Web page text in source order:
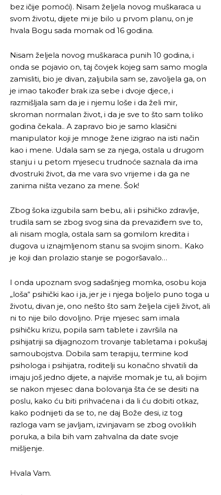
bez ičije pomoći). Nisam željela novog muškaraca u
svom životu, dijete mi je bilo u prvom planu, on je
hvala Bogu sada momak od 16 godina.
Nisam željela novog muškaraca punih 10 godina, i
onda se pojavio on, taj čovjek kojeg sam samo mogla
zamisliti, bio je divan, zaljubila sam se, zavoljela ga, on
je imao također brak iza sebe i dvoje djece, i
razmišljala sam da je i njemu loše i da želi mir,
skroman normalan život, i da je sve to što sam toliko
godina čekala.. A zapravo bio je samo klasični
manipulator koji je mnoge žene izigrao na isti način
kao i mene. Udala sam se za njega, ostala u drugom
stanju i u petom mjesecu trudnoće saznala da ima
dvostruki život, da me vara svo vrijeme i da ga ne
zanima ništa vezano za mene. Šok!
Zbog šoka izgubila sam bebu, ali i psihičko zdravlje,
trudila sam se zbog svog sina da prevaziđem sve to,
ali nisam mogla, ostala sam sa gomilom kredita i
dugova u iznajmljenom stanu sa svojim sinom.. Kako
je koji dan prolazio stanje se pogoršavalo…
I onda upoznam svog sadašnjeg momka, osobu koja
„loša“ psihički kao i ja, jer je i njega boljelo puno toga u
životu, divan je, ono nešto što sam željela cijeli život, ali
ni to nije bilo dovoljno. Prije mjesec sam imala
psihičku krizu, popila sam tablete i završila na
psihijatriji sa dijagnozom trovanje tabletama i pokušaj
samoubojstva. Dobila sam terapiju, termine kod
psihologa i psihijatra, roditelji su konačno shvatili da
imaju još jedno dijete, a najviše momak je tu, ali bojim
se nakon mjesec dana bolovanja šta će se desiti na
poslu, kako ću biti prihvaćena i da li ću dobiti otkaz,
kako podnijeti da se to, ne daj Bože desi, iz tog
razloga vam se javljam, izvinjavam se zbog ovolikih
poruka, a bila bih vam zahvalna da date svoje
mišljenje.
Hvala Vam.